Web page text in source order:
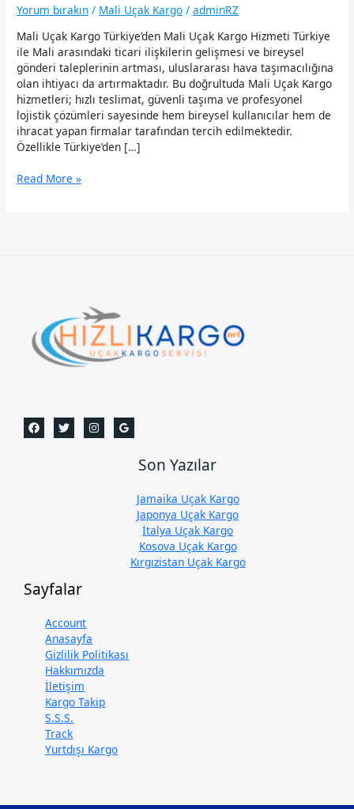
Yorum bırakın / Mali Uçak Kargo /adminRZ
Mali Uçak Kargo Türkiye’den Mali Uçak Kargo Hizmeti Türkiye
ile Mali arasındaki ticari ilişkilerin gelişmesi ve bireysel
gönderi taleplerinin artması, uluslararası hava taşımacılığına
olan ihtiyacı da artırmaktadır. Bu doğrultuda Mali Uçak Kargo
hizmetleri; hızlı teslimat, güvenli taşıma ve profesyonel
lojistik çözümleri sayesinde hem bireysel kullanıcılar hem de
ihracat yapan firmalar tarafından tercih edilmektedir.
Özellikle Türkiye’den […]
Mali
Read More »
Son Yazılar
Jamaika Uçak Kargo
Japonya Uçak Kargo
İtalya Uçak Kargo
Kosova Uçak Kargo
Kırgızistan Uçak Kargo
Sayfalar
Account
Anasayfa
Gizlilik Politikası
Hakkımızda
İletişim
Kargo Takip
S.S.S.
Track
Yurtdışı Kargo